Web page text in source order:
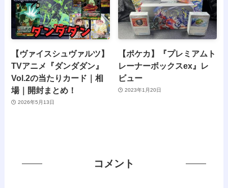
【ヴァイスシュヴァルツ】
TVアニメ『ダンダダン』
Vol.2の当たりカード｜相
場｜開封まとめ！
2026年5月13日
【ポケカ】『プレミアムト
レーナーボックスex』レ
ビュー
2023年1月20日
コメント